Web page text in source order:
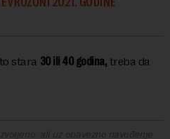
stara 30 ili 40 godina, treba da
ali uz obavezno navođenje